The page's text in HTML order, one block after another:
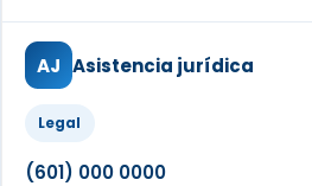
AJ Asistencia jurídica
Legal
(601) 000 0000